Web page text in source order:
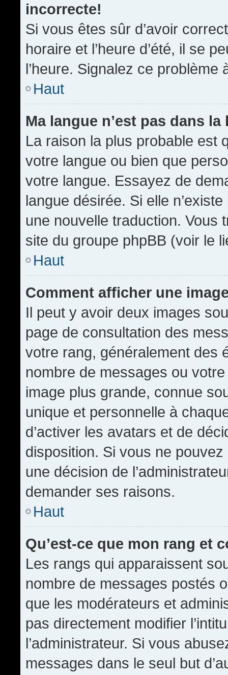
incorrecte!
Si vous êtes sûr d’avoir
horaire et l’heure d’été, il se
l’heure. Signalez ce problème
Haut
Ma langue n’est pas dans la
La raison la plus probable est
votre langue ou bien que
votre langue. Essayez de
langue désirée. Si elle
une nouvelle traduction. Vous
site du groupe phpBB (voir le
Haut
Comment afficher une
Il peut y avoir deux images
page de consultation des
votre rang, généralement des
nombre de messages ou
image plus grande, connue
unique et personnelle à
d’activer les avatars et de
disposition. Si vous ne pouvez
une décision de
demander ses raisons.
Haut
Qu’est-ce que mon rang et
Les rangs qui apparaissent
nombre de messages postés
que les modérateurs et
pas directement modifier
l’administrateur. Si vous
messages dans le seul but